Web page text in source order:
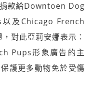
款給Downtoen Dog
及Chicago French
對此亞莉安娜表示：
Pups形象廣告的主
護更多動物免於受傷